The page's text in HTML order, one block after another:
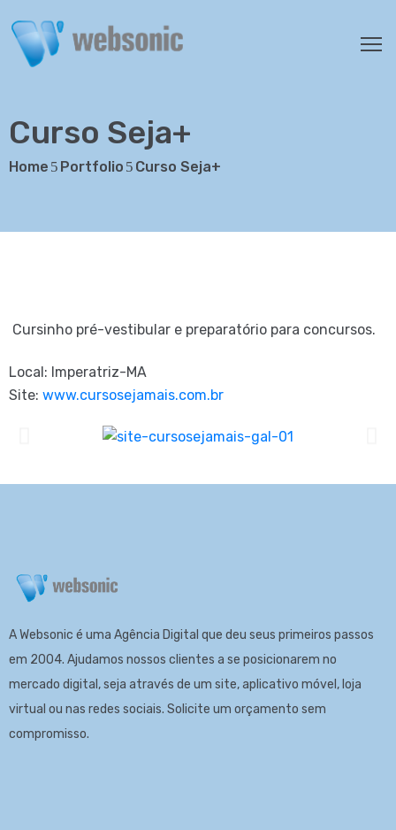
ORÇAMENTO
Curso Seja+
Home Portfolio Curso Seja+
Cursinho pré-vestibular e preparatório para concursos.
Local: Imperatriz-MA
Site: www.cursosejamais.com.br
A Websonic é uma Agência Digital que deu seus primeiros passos
em 2004. Ajudamos nossos clientes a se posicionarem no
mercado digital, seja através de um site, aplicativo móvel, loja
virtual ou nas redes sociais. Solicite um orçamento sem
compromisso.